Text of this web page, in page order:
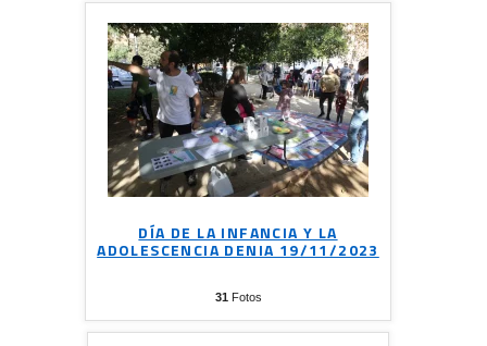
DÍA DE LA INFANCIA Y LA
ADOLESCENCIA DENIA 19/11/2023
31 Fotos